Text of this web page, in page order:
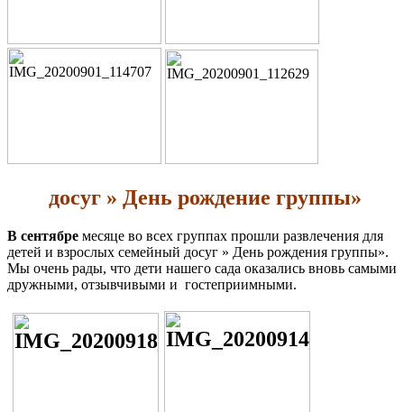
досуг » День рождение группы»
В сентябре месяце во всех группах прошли развлечения для
детей и взрослых семейный досуг » День рождения группы».
Мы очень рады, что дети нашего сада оказались вновь самыми
дружными, отзывчивыми и гостеприимными.